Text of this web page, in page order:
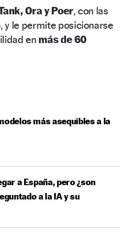
Ora y Poer, con las
, y le permite posicionarse
en más de 60
más asequibles a la
a España, pero ¿son
a la IA y su